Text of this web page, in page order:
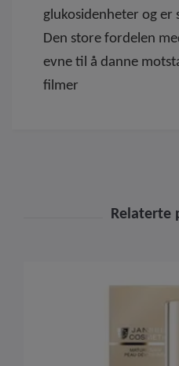
glukosidenheter og
Den store fordelen
evne til å danne
filmer